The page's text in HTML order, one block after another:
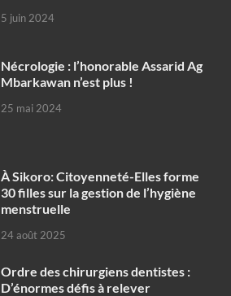
5 juin 2024
Nécrologie : l’honorable Assarid Ag
Mbarkawan n’est plus !
25 mai 2024
À Sikoro: Citoyenneté-Elles forme
30 filles sur la gestion de l’hygiène
menstruelle
24 août 2025
Ordre des chirurgiens dentistes :
D’énormes défis à relever